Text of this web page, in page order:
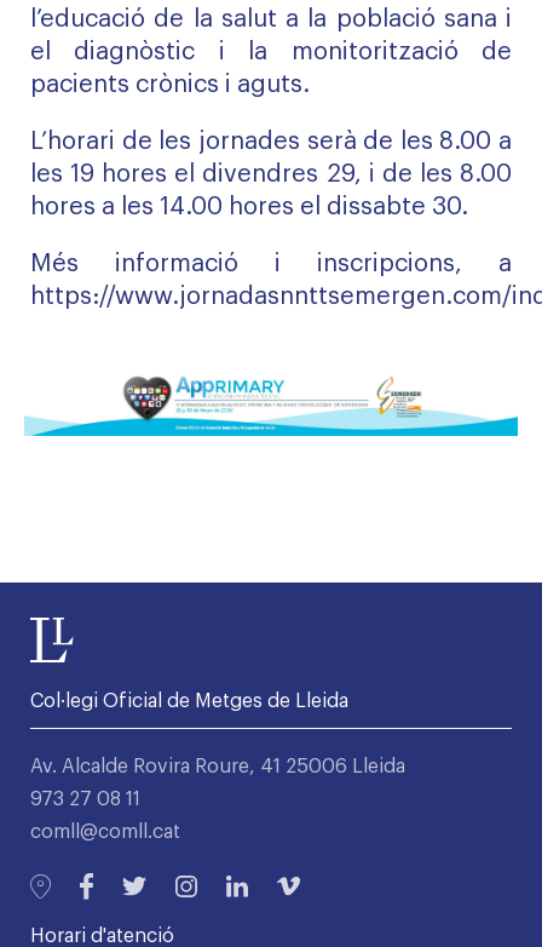
l’educació de la salut a la població sana i
el diagnòstic i la monitorització de
pacients crònics i aguts.
L’horari de les jornades serà de les 8.00 a
les 19 hores el divendres 29, i de les 8.00
hores a les 14.00 hores el dissabte 30.
Més informació i inscripcions, a
https://www.jornadasnnttsemergen.com/
Col·legi Oficial de Metges de Lleida
Av. Alcalde Rovira Roure, 41 25006 Lleida
973 27 08 11
comll@comll.cat
Horari d'atenció